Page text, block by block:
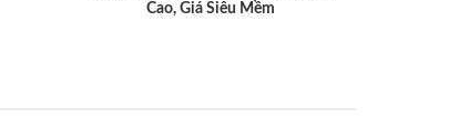
Cao, Giá Siêu Mềm